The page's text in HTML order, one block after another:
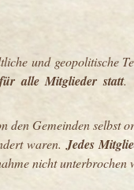
und geopolitische
alle Mitglieder statt.
den Gemeinden selbst
waren. Jedes
nicht unterbrochen